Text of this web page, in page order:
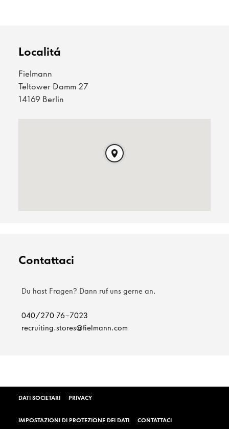
Localitá
Fielmann
Teltower Damm 27
14169 Berlin
Contattaci
Du hast Fragen? Dann ruf uns gerne an.
040/270 76-7023
recruiting.stores@fielmann.com
DATI SOCIETARI PRIVACY
IMPOSTAZIONI DI PROTEZIONE DEI DATI CONTATTACI